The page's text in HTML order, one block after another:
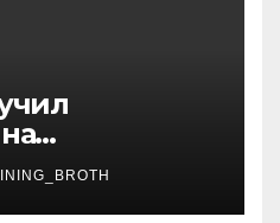
банка в